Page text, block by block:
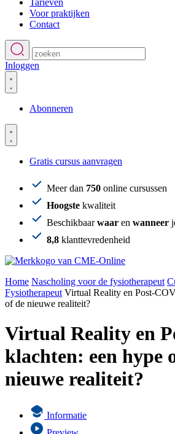
Tarieven
Voor praktijken
Contact
Inloggen
Abonneren
Gratis cursus aanvragen
Meer dan 750 online cursussen
Hoogste kwaliteit
Beschikbaarwaar en wanneer
8,8 klanttevredenheid
Home Nascholing voor de fysiotherapeut
Fysiotherapeut Virtual Reality en Post-
of de nieuwe realiteit?
Virtual Reality en
klachten: een hype
nieuwe realiteit?
Informatie